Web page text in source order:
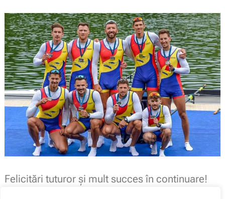
Felicitări tuturor și mult succes în continuare!